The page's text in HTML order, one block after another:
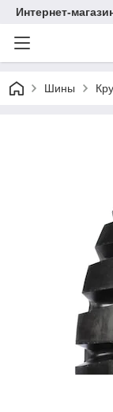
Интернет-
Шины